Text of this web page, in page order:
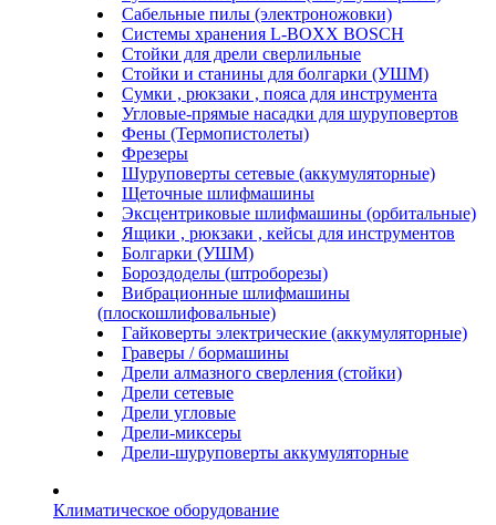
Сабельные пилы (электроножовки)
Системы хранения L-BOXX BOSCH
Стойки для дрели сверлильные
Стойки и станины для болгарки (УШМ)
Сумки , рюкзаки , пояса для инструмента
Угловые-прямые насадки для шуруповертов
Фены (Термопистолеты)
Фрезеры
Шуруповерты сетевые (аккумуляторные)
Щеточные шлифмашины
Эксцентриковые шлифмашины (орбитальные)
Ящики , рюкзаки , кейсы для инструментов
Болгарки (УШМ)
Бороздоделы (штроборезы)
Вибрационные шлифмашины
(плоскошлифовальные)
Гайковерты электрические (аккумуляторные)
Граверы / бормашины
Дрели алмазного сверления (стойки)
Дрели сетевые
Дрели угловые
Дрели-миксеры
Дрели-шуруповерты аккумуляторные
Климатическое оборудование